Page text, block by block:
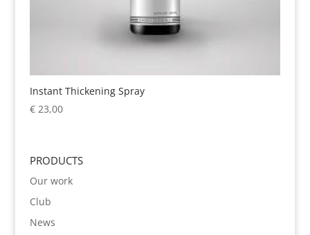
Instant Thickening Spray
€23,00
PRODUCTS
Our work
Club
News